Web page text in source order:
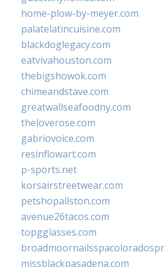
home-plow-by-meyer.com
palatelatincuisine.com
blackdoglegacy.com
eatvivahouston.com
thebigshowok.com
chimeandstave.com
greatwallseafoodny.com
theloverose.com
gabriovoice.com
resinflowart.com
p-sports.net
korsairstreetwear.com
petshopallston.com
avenue26tacos.com
topgglasses.com
missblackpasadena.com